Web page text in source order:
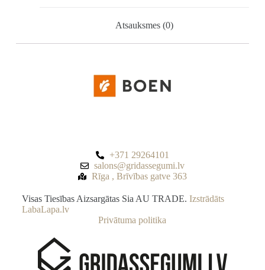
Atsauksmes (0)
+371 29264101
salons@gridassegumi.lv
Rīga , Brīvības gatve 363
Visas Tiesības Aizsargātas Sia AU TRADE. Izstrādāts
LabaLapa.lv
Privātuma politika